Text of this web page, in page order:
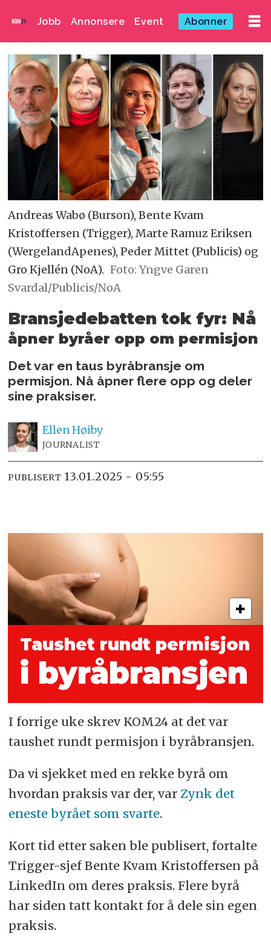
Jobb Annonsere Event Abonner
Andreas Wabø (Burson), Bente Kvam
Kristoffersen (Trigger), Marte Ramuz Eriksen
(WergelandApenes), Peder Mittet (Publicis) og
Gro Kjellén (NoA). Foto: Yngve Garen
Svardal/Publicis/NoA
Bransjedebatten tok fyr: Nå
åpner byråer opp om permisjon
Det var en taus byråbransje om
permisjon. Nå åpner flere opp og deler
sine praksiser.
EllenHøiby
JOURNALIST
PUBLISERT 13.01.2025 - 05:55
Taushet rundt permisjon
i byråbransjen
I forrige uke skrev KOM24 at det var
taushet rundt permisjon i byråbransjen.
Da vi sjekket med en rekke byrå om
hvordan praksis var der, var Zynk det
eneste byrået som svarte.
Kort tid etter saken ble publisert, fortalte
Trigger-sjef Bente Kvam Kristoffersen på
LinkedIn om deres praksis. Flere byrå
har siden tatt kontakt for å dele sin egen
praksis.